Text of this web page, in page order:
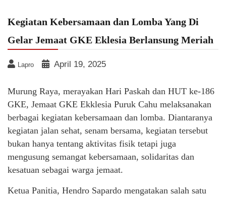
Kegiatan Kebersamaan dan Lomba Yang Di
Gelar Jemaat GKE Eklesia Berlansung Meriah
Lapro April 19, 2025
Murung Raya, merayakan Hari Paskah dan HUT ke-186
GKE, Jemaat GKE Ekklesia Puruk Cahu melaksanakan
berbagai kegiatan kebersamaan dan lomba. Diantaranya
kegiatan jalan sehat, senam bersama, kegiatan tersebut
bukan hanya tentang aktivitas fisik tetapi juga
mengusung semangat kebersamaan, solidaritas dan
kesatuan sebagai warga jemaat.
Ketua Panitia, Hendro Sapardo mengatakan salah satu